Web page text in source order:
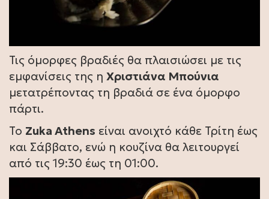
Τις όμορφες βραδιές θα πλαισιώσει με τις
εμφανίσεις της η Χριστιάνα Μπούνια
μετατρέποντας τη βραδιά σε ένα όμορφο
πάρτι.
Το Zuka Athens είναι ανοιχτό κάθε Τρίτη έως
και Σάββατο, ενώ η κουζίνα θα λειτουργεί
από τις 19:30 έως τη 01:00.